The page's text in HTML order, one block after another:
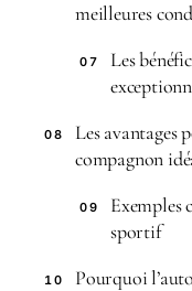
meilleures
07
Les
08
Les avantages
compagnon
09
Exemples
sportif
10
Pourquoi